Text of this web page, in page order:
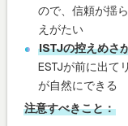
ので、信頼が揺
えがたい
ISTJの控えめさ
ESTJが前に出て
が自然にできる
注意すべきこと：